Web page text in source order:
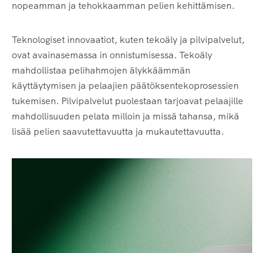
nopeamman ja tehokkaamman pelien kehittämisen.
Teknologiset innovaatiot, kuten tekoäly ja pilvipalvelut,
ovat avainasemassa in onnistumisessa. Tekoäly
mahdollistaa pelihahmojen älykkäämmän
käyttäytymisen ja pelaajien päätöksentekoprosessien
tukemisen. Pilvipalvelut puolestaan tarjoavat pelaajille
mahdollisuuden pelata milloin ja missä tahansa, mikä
lisää pelien saavutettavuutta ja mukautettavuutta.